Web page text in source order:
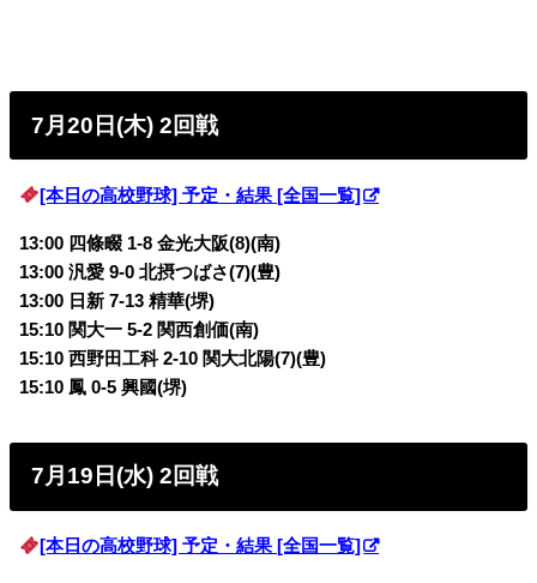
7月20日(木) 2回戦
[本日の高校野球] 予定・結果 [全国一覧]
13:00 四條畷 1-8 金光大阪(8)(南)
13:00 汎愛 9-0 北摂つばさ(7)(豊)
13:00 日新 7-13 精華(堺)
15:10 関大一 5-2 関西創価(南)
15:10 西野田工科 2-10 関大北陽(7)(豊)
15:10 鳳 0-5 興國(堺)
7月19日(水) 2回戦
[本日の高校野球] 予定・結果 [全国一覧]